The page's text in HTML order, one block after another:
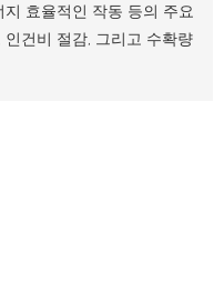
효율적인 작동 등의 주요
건비 절감, 그리고 수확량